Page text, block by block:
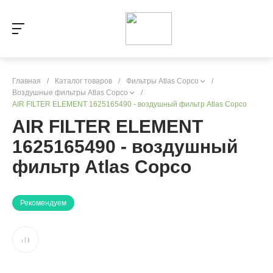
Главная / Каталог товаров / Фильтры Atlas Copco
/
Воздушные фильтры Atlas Copco
/
AIR FILTER ELEMENT 1625165490 - воздушный фильтр Atlas Copco
AIR FILTER ELEMENT
1625165490 - воздушный
фильтр Atlas Copco
Рекомендуем